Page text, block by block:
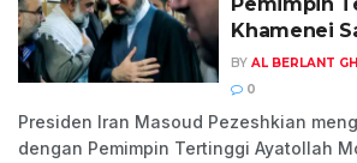
Khamenei
BY AL BERLANT
0
Presiden Iran Masoud Pezeshkian
dengan Pemimpin Tertinggi Ayatollah